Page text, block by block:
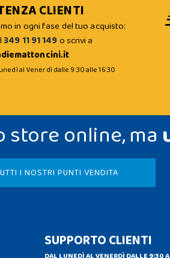
CLIENTI
in ogni fase del tuo acquisto:
349 11 91 149o scrivi a
al Venerdì dalle 9:30 alle 16:30
store online, ma
I NOSTRI PUNTI VENDITA
SUPPORTO CLIENTI